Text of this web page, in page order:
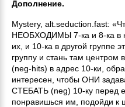
Дополнение.
Mystery, alt.seduction.fast:
НЕОБХОДИМЫ 7-ка и 8-ка в
их, и 10-ка в другой группе
группу и стань там
(neg-hits) в адрес 10-ки,
интересен, чтобы ОНИ
СТЕБАТЬ (neg) 10-ку перед
понравишься им, подойди к